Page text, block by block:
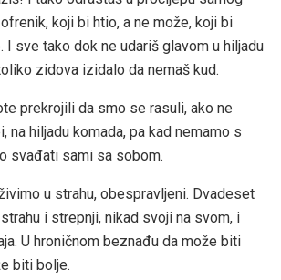
koji bi htio, a ne može, koji bi
I sve tako dok ne udariš glavom u hiljadu
zidova izidalo da nemaš kud.
prekrojili da smo se rasuli, ako ne
na hiljadu komada, pa kad nemamo s
svađati sami sa sobom.
u strahu, obespravljeni. Dvadeset
i strepnji, nikad svoji na svom, i
U hroničnom beznađu da može biti
biti bolje.